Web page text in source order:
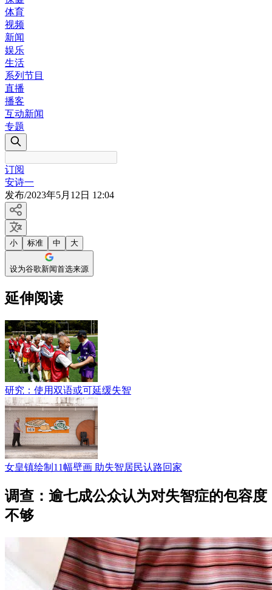
体育
视频
新闻
娱乐
生活
系列节目
直播
播客
互动新闻
专题
订阅
安诗一
发布/2023年5月12日 12:04
小 标准 中 大
设为谷歌新闻首选来源
延伸阅读
研究：使用双语或可延缓失智
女皇镇绘制11幅壁画 助失智居民认路回家
调查：逾七成公众认为对失智症的包容度
不够